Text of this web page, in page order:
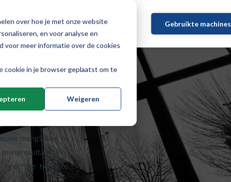
over hoe je met onze website
en voor analyse en
voor meer informatie over de cookies
cookie in je browser geplaatst om te
Weigeren
Over ons Contact Gebruikte machines
strenge eisen.
mengtaken te
Wij
heeft de hoogste